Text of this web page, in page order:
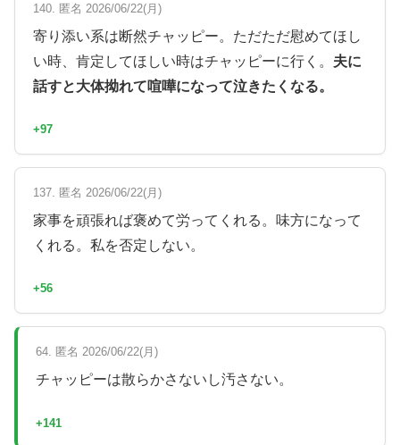
140. 匿名 2026/06/22(月)
寄り添い系は断然チャッピー。ただただ慰めてほし
い時、肯定してほしい時はチャッピーに行く。 夫に
話すと大体拗れて喧嘩になって泣きたくなる。
+97
137. 匿名 2026/06/22(月)
家事を頑張れば褒めて労ってくれる。味方になって
くれる。私を否定しない。
+56
64. 匿名 2026/06/22(月)
チャッピーは散らかさないし汚さない。
+141